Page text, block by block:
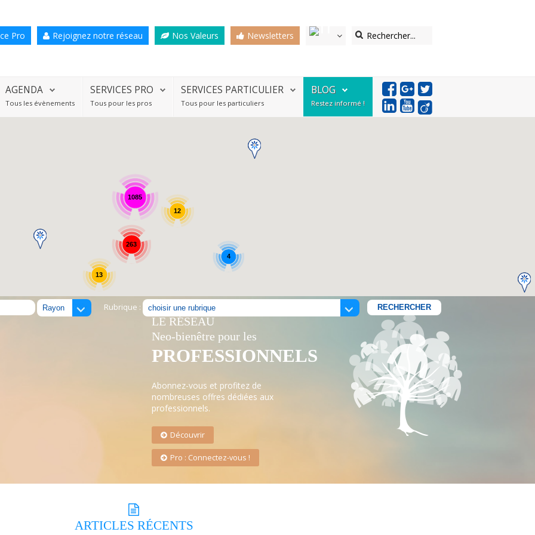
Pro Rejoignez notre réseau Nos Valeurs Newsletters
AGENDA
Tous les évènements
SERVICES PRO
Tous pour les pros
SERVICES PARTICULIER
Tous pour les particuliers
BLOG
Restez informé !
1085
13
263
4
12
Rubrique :
LE RÉSEAU
Neo-bienêtre pour les
PROFESSIONNELS
Abonnez-vous et profitez de
nombreuses offres dédiées aux
professionnels.
Découvrir
Pro : Connectez-vous !
ARTICLES RÉCENTS